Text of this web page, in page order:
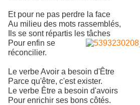
Et pour ne pas perdre la face
Au milieu des mots rassemblés,
Ils se sont répartis les tâches
Pour enfin se
réconcilier.
Le verbe Avoir a besoin d'Être
Parce qu'être, c'est exister.
Le verbe Être a besoin d'avoirs
Pour enrichir ses bons côtés.